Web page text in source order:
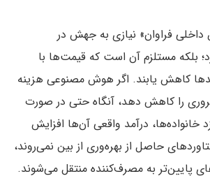
فراوان» نیازی به جهش در
بلکه مستلزم آن است که قیمت‌ها با
کاهش یابند. اگر هوش مصنوعی هزینه
را کاهش دهد، آنگاه حتی در صورت
درآمد واقعی آن‌ها افزایش
حاصل از بهره‌وری از بین نمی‌روند،
پایین‌تر به مصرف‌کننده منتقل می‌شوند.